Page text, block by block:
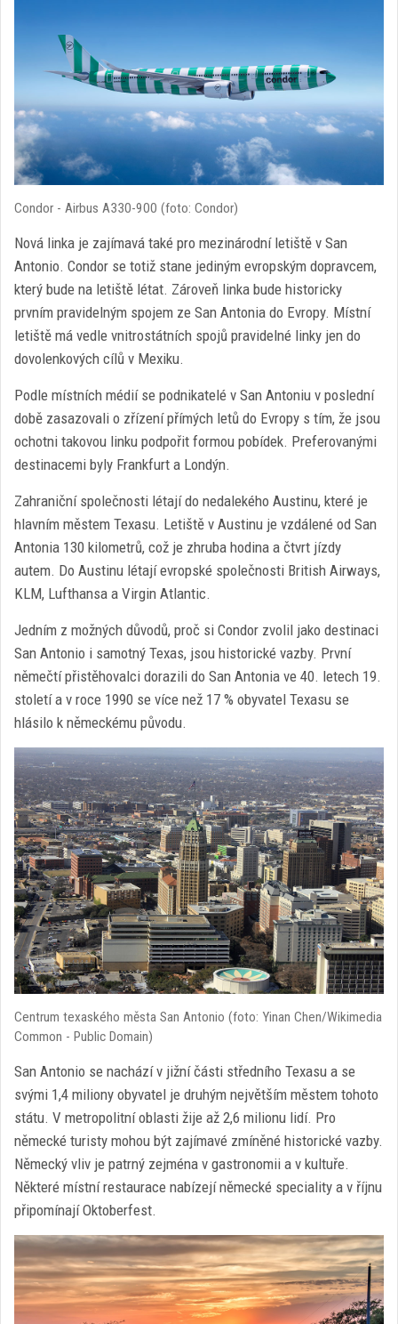
Condor - Airbus A330-900 (foto: Condor)
Nová linka je zajímavá také pro mezinárodní letiště v San
Antonio. Condor se totiž stane jediným evropským dopravcem,
který bude na letiště létat. Zároveň linka bude historicky
prvním pravidelným spojem ze San Antonia do Evropy. Místní
letiště má vedle vnitrostátních spojů pravidelné linky jen do
dovolenkových cílů v Mexiku.
Podle místních médií se podnikatelé v San Antoniu v poslední
době zasazovali o zřízení přímých letů do Evropy s tím, že jsou
ochotni takovou linku podpořit formou pobídek. Preferovanými
destinacemi byly Frankfurt a Londýn.
Zahraniční společnosti létají do nedalekého Austinu, které je
hlavním městem Texasu. Letiště v Austinu je vzdálené od San
Antonia 130 kilometrů, což je zhruba hodina a čtvrt jízdy
autem. Do Austinu létají evropské společnosti British Airways,
KLM, Lufthansa a Virgin Atlantic.
Jedním z možných důvodů, proč si Condor zvolil jako destinaci
San Antonio i samotný Texas, jsou historické vazby. První
němečtí přistěhovalci dorazili do San Antonia ve 40. letech 19.
století a v roce 1990 se více než 17 % obyvatel Texasu se
hlásilo k německému původu.
Centrum texaského města San Antonio (foto: Yinan Chen/Wikimedia
Common - Public Domain)
San Antonio se nachází v jižní části středního Texasu a se
svými 1,4 miliony obyvatel je druhým největším městem tohoto
státu. V metropolitní oblasti žije až 2,6 milionu lidí. Pro
německé turisty mohou být zajímavé zmíněné historické vazby.
Německý vliv je patrný zejména v gastronomii a v kultuře.
Některé místní restaurace nabízejí německé speciality a v říjnu
připomínají Oktoberfest.